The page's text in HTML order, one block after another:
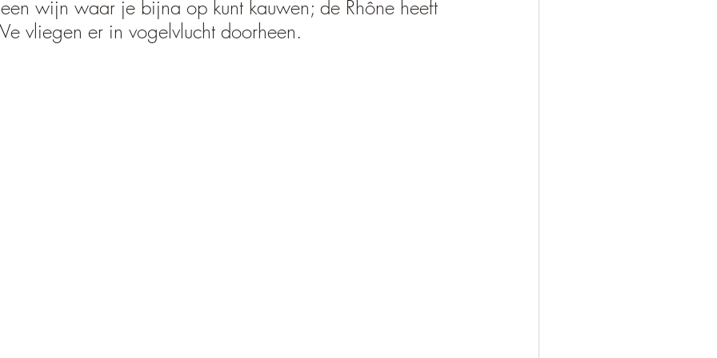
wijn waar je bijna op kunt kauwen; de Rhône heeft
vliegen er in vogelvlucht doorheen.